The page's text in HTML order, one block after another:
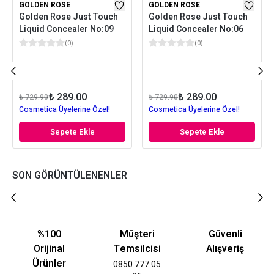
GOLDEN ROSE
Golden Rose Just Touch
Liquid Concealer No:09
(0)
₺ 729.90₺ 289.00
Cosmetica Üyelerine Özel!
Sepete Ekle
GOLDEN ROSE
Golden Rose Just Touch
Liquid Concealer No:06
(0)
₺ 729.90₺ 289.00
Cosmetica Üyelerine Özel!
Sepete Ekle
SON GÖRÜNTÜLENENLER
%100
Orijinal
Ürünler
Müşteri
Temsilcisi
0850 777 05
Güvenli
Alışveriş